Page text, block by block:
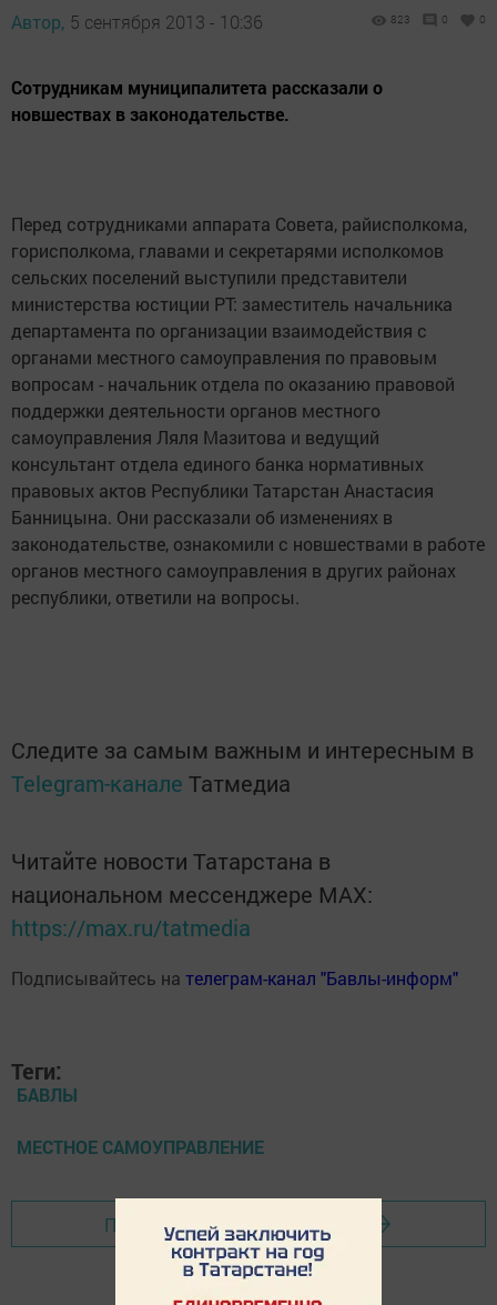
Автор, 5 сентября 2013 - 10:36 823 0 0
Сотрудникам муниципалитета рассказали о
новшествах в законодательстве.
Перед сотрудниками аппарата Совета, райисполкома,
горисполкома, главами и секретарями исполкомов
сельских поселений выступили представители
министерства юстиции РТ: заместитель начальника
департамента по организации взаимодействия с
органами местного самоуправления по правовым
вопросам - начальник отдела по оказанию правовой
поддержки деятельности органов местного
самоуправления Ляля Мазитова и ведущий
консультант отдела единого банка нормативных
правовых актов Республики Татарстан Анастасия
Банницына. Они рассказали об изменениях в
законодательстве, ознакомили с новшествами в работе
органов местного самоуправления в других районах
республики, ответили на вопросы.
Следите за самым важным и интересным в
Telegram-канале Татмедиа
Читайте новости Татарстана в
национальном мессенджере MАХ:
https://max.ru/tatmedia
Подписывайтесь на телеграм-канал "Бавлы-информ"
Теги:
БАВЛЫ
МЕСТНОЕ САМОУПРАВЛЕНИЕ
Перейти на страницу новости